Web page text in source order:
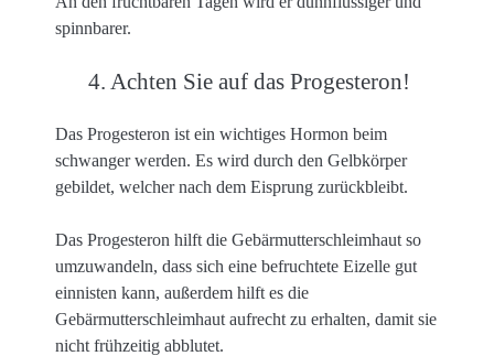
spinnbarer.
4. Achten Sie auf das Progesteron!
Das Progesteron ist ein wichtiges Hormon beim
schwanger werden. Es wird durch den Gelbkörper
gebildet, welcher nach dem Eisprung zurückbleibt.
Das Progesteron hilft die Gebärmutterschleimhaut so
umzuwandeln, dass sich eine befruchtete Eizelle gut
einnisten kann, außerdem hilft es die
Gebärmutterschleimhaut aufrecht zu erhalten, damit sie
nicht frühzeitig abblutet.